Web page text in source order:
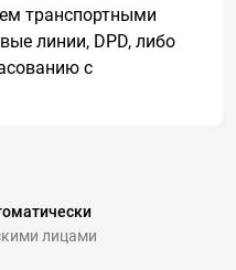
транспортными
линии, DPD, либо
с
лицами